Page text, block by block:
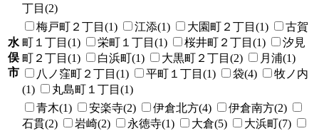
丁目(2)
水
俣
市
梅戸町２丁目(1) 江添(1) 大園町２丁目(1)
古賀
町１丁目(1)
栄町１丁目(1) 桜井町２丁目(1)
汐見
町２丁目(1)
白浜町(1) 大黒町２丁目(2)
月浦(1)
八ノ窪町２丁目(1)
平町１丁目(1) 袋(4)
牧ノ内
(1)
丸島町１丁目(1)
青木(1) 安楽寺(2) 伊倉北方(4)
伊倉南方(2)
石貫(2)
岩崎(2) 永徳寺(1) 大倉(5)
大浜町(7)